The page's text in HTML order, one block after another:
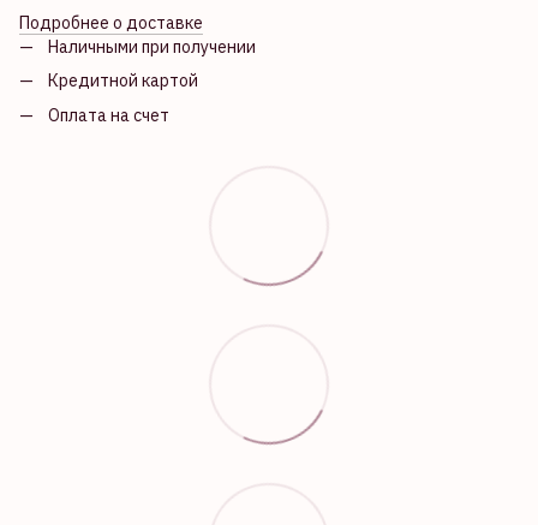
Подробнее о доставке
Наличными при получении
Кредитной картой
Оплата на счет